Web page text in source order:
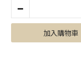
加入購物車